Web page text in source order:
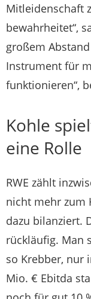
Mitleidenschaft
bewahrheitet“,
großem
Instrument für
funktionieren“,
Kohle
eine Rolle
RWE zählt
nicht mehr zum
dazu bilanziert.
rückläufig. Man
so Krebber, nur
Mio. € Ebitda